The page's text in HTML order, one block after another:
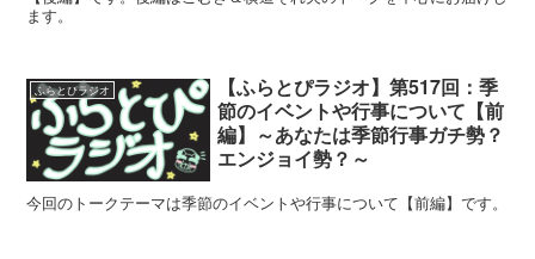
ます。
ふらとぴラジオ
【ふらとぴラジオ】第517回：季
節のイベントや行事について【前
編】～あなたは季節行事ガチ勢？
エンジョイ勢？～
今回のトークテーマは季節のイベントや行事について【前編】です。